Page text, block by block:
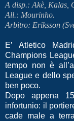
A disp.: Akè, Kalas,
All.: Mourinho.
Arbitro: Eriksson
E’ Atletico
Champions
tempo non è
League e dello
ben poco.
Dopo appena
infortunio: il
cade male a